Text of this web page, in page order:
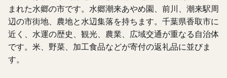
まれた水郷の市です。水郷潮来あやめ園、前川、潮来駅周
辺の市街地、農地と水辺集落を持ちます。千葉県香取市に
近く、水運の歴史、観光、農業、広域交通が重なる自治体
です。米、野菜、加工食品などが寄付の返礼品に並びま
す。